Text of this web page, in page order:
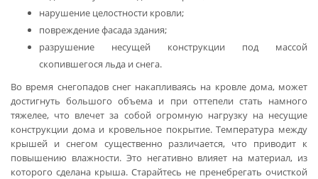
нарушение целостности кровли;
повреждение фасада здания;
разрушение несущей конструкции под массой
скопившегося льда и снега.
Во время снегопадов снег накапливаясь на кровле дома, может
достигнуть большого объема и при оттепели стать намного
тяжелее, что влечет за собой огромную нагрузку на несущие
конструкции дома и кровельное покрытие. Температура между
крышей и снегом существенно различается, что приводит к
повышению влажности. Это негативно влияет на материал, из
которого сделана крыша. Старайтесь не пренебрегать очисткой